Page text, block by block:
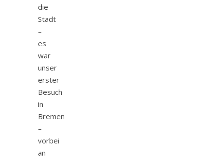
die
Stadt
–
es
war
unser
erster
Besuch
in
Bremen
–
vorbei
an